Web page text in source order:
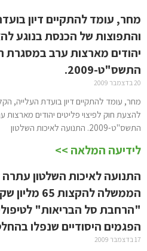
מחר, עומד להתקיים דיון
והתפוצות של הכנסת בנוגע
יהודים מארצות ערב במסגרת
התשס"ט-2009.
20 בדצמבר 2009
מחר, עומד להתקיים דיון בועדת העלייה,
להצעת חוק לפיצוי פליטים יהודים
התשס"ט-2009. התנועה לאיכות השלטון
לידיעה המלאה >>
התנועה לאיכות השלטון
הממשלה
"הרחבת סל הבריאות" לטיפולי
הפגמים היסודיים שנפלו
17 בדצמבר 2009